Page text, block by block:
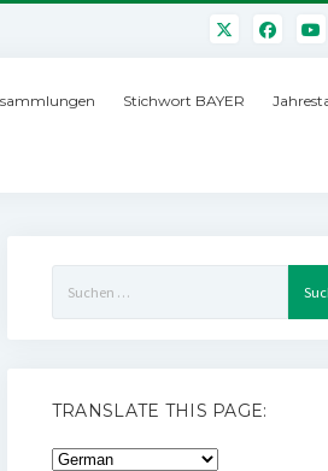
Stichwort BAYER
nach:
TRANSLATE THIS PAGE: